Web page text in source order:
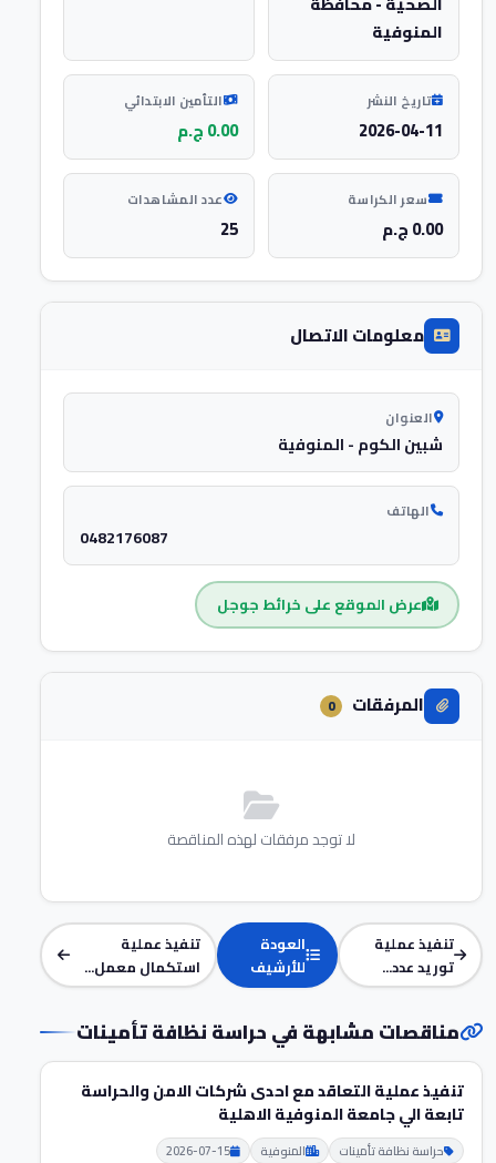
المنوفية
تاريخ النشر
2026-04-11
التأمين الابتدائي
0.00 ج.م
سعر الكراسة
0.00 ج.م
عدد المشاهدات
25
معلومات الاتصال
العنوان
شبين الكوم - المنوفية
الهاتف
0482176087
عرض الموقع على خرائط جوجل
المرفقات 0
لا توجد مرفقات لهذه المناقصة
تنفيذ عملية
توريد عدد...
العودة
للأرشيف
تنفيذ عملية
استكمال معمل...
مناقصات مشابهة في حراسة نظافة تأمينات
تنفيذ عملية التعاقد مع احدى شركات الامن والحراسة
تابعة الي جامعة المنوفية الاهلية
حراسة نظافة تأمينات المنوفية 2026-07-15